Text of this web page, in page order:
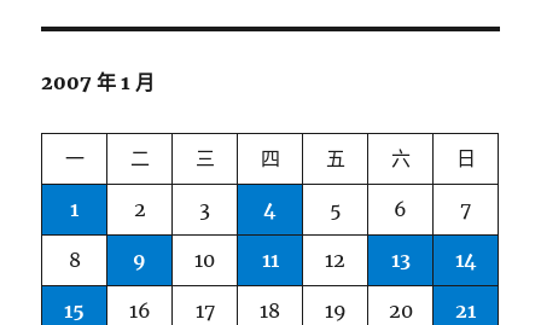
2007 年 1 月
一 二 三 四 五 六 日
1 2 3 4 5 6 7
8 9 10 11 12 13 14
15 16 17 18 19 20 21